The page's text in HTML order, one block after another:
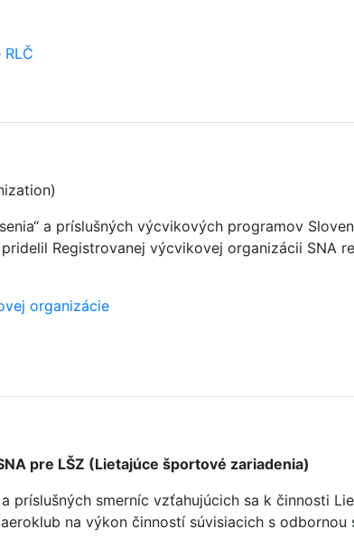
a príslušných výcvikových programov
Registrovanej výcvikovej organizácii SNA
organizácie
pre LŠZ (Lietajúce športové zariadenia)
príslušných smerníc vzťahujúcich sa k činnosti
na výkon činností súvisiacich s